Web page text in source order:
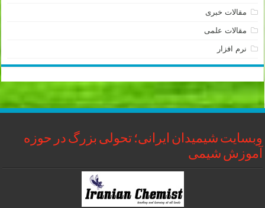
مقالات خبری
مقالات علمی
نرم افزار
وبسایت شیمیدان ایرانی؛ تحولی بزرگ در حوزه
آموزش شیمی